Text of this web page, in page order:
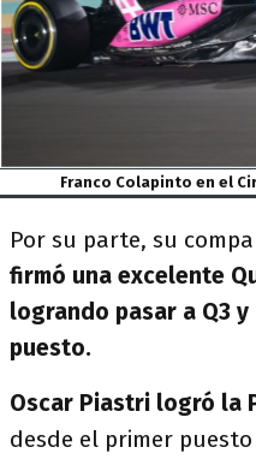
Franco Colapinto en el
Por su parte, su
firmó una excelente
logrando pasar a Q3
puesto.
Oscar Piastri logró la
desde el primer